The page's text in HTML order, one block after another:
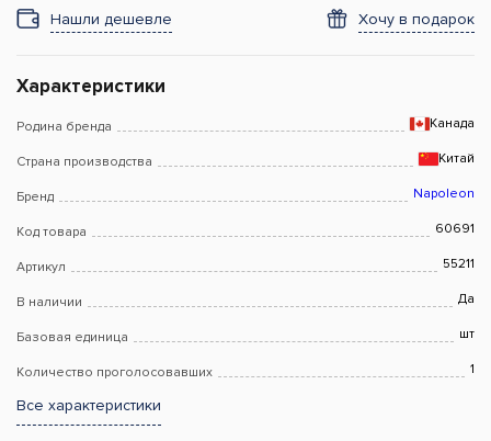
Нашли дешевле Хочу в подарок
Характеристики
Родина бренда Канада
Страна производства Китай
Бренд Napoleon
Код товара 60691
Артикул 55211
В наличии Да
Базовая единица шт
Количество проголосовавших 1
Все характеристики